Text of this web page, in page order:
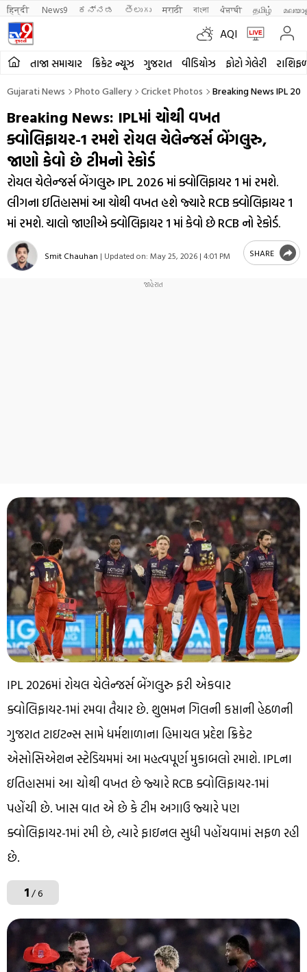
हिन्दी News9 ಕನ್ನಡ తెలుగు मराठी বাংলা ਪੰਜਾਬੀ தமிழ்
AQI
તાજા સમાચાર ક્રિકેટ ન્યૂઝ ગુજરાત વીડિયોઝ ફોટો ગેલેરી
Gujarati News Photo Gallery Cricket Photos Breaking News IPL
Breaking News: IPLમાં ચોથી વખત
ક્વોલિફાયર-1 રમશે રોયલ ચેલેન્જર્સ બેંગલુરુ,
જાણો કેવો છે ટીમનો રેકોર્ડ
રોયલ ચેલેન્જર્સ બેંગલુરુ IPL 2026 માં ક્વોલિફાયર 1 માં રમશે.
લીગના ઇતિહાસમાં આ ચોથી વખત હશે જ્યારે RCB ક્વોલિફાયર 1
માં રમશે. ચાલો જાણીએ ક્વોલિફાયર 1 માં કેવો છે RCB નો રેકોર્ડ.
Smit Chauhan | Updated on: May 25, 2026 | 4:01 PM SHARE
IPL 2026માં રોયલ ચેલેન્જર્સ બેંગલુરુ ફરી એકવાર
ક્વોલિફાયર-1માં રમવા તૈયાર છે. શુભમન ગિલની કપ્તાની હેઠળની
ગુજરાત ટાઇટન્સ સામે ધર્મશાળાના હિમાચલ પ્રદેશ ક્રિકેટ
એસોસિએશન સ્ટેડિયમમાં આ મહત્વપૂર્ણ મુકાબલો રમાશે. IPLના
ઇતિહાસમાં આ ચોથી વખત છે જ્યારે RCB ક્વોલિફાયર-1માં
પહોંચી છે. ખાસ વાત એ છે કે ટીમ અગાઉ જ્યારે પણ
ક્વોલિફાયર-1માં રમી છે, ત્યારે ફાઇનલ સુધી પહોંચવામાં સફળ રહી
છે.
1/ 6